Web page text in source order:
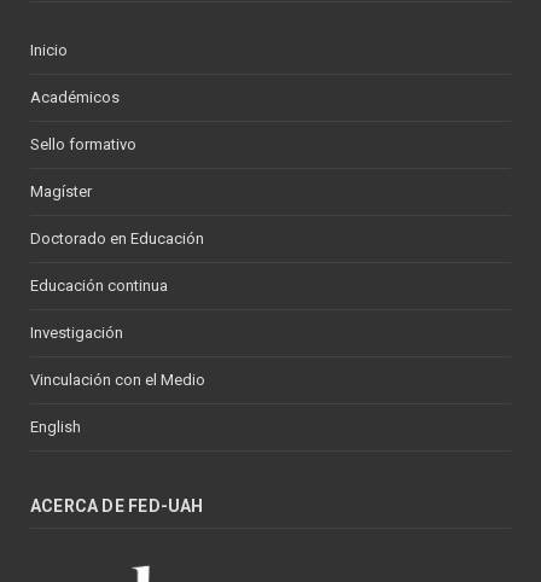
Inicio
Académicos
Sello formativo
Magíster
Doctorado en Educación
Educación continua
Investigación
Vinculación con el Medio
English
ACERCA DE FED-UAH